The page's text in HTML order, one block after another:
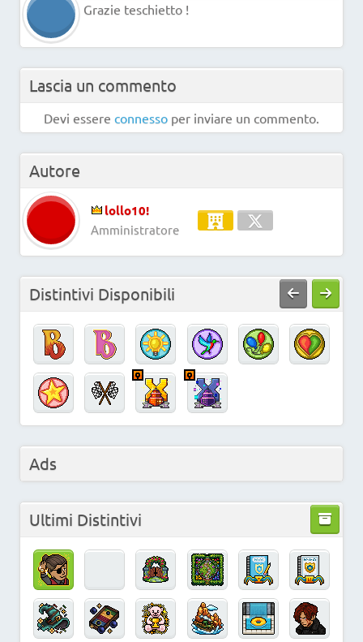
Grazie teschietto !
Lascia un commento
Devi essere connesso per inviare un commento.
Autore
lollo10!
Amministratore
Distintivi Disponibili
Ads
Ultimi Distintivi